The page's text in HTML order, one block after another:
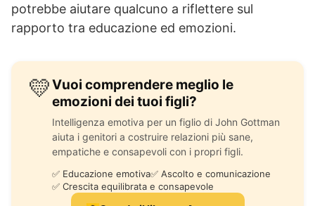
potrebbe aiutare qualcuno a riflettere sul
rapporto tra educazione ed emozioni.
💛Vuoi comprendere meglio le
emozioni dei tuoi figli?
Intelligenza emotiva per un figlio di John Gottman
aiuta i genitori a costruire relazioni più sane,
empatiche e consapevoli con i propri figli.
✅ Educazione emotiva✅ Ascolto e comunicazione
✅ Crescita equilibrata e consapevole